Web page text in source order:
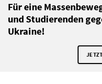
Für eine
und Studierenden
Ukraine!